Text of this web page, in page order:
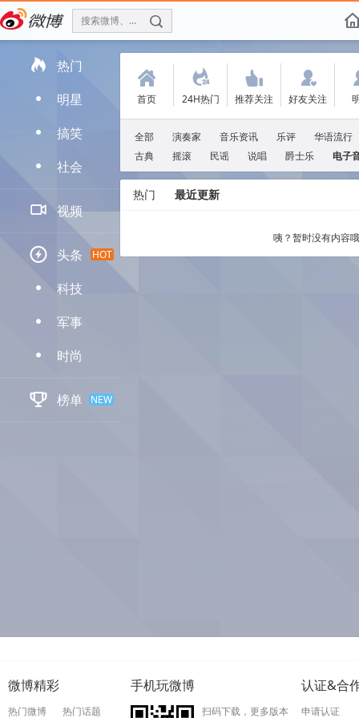
搜索微博、找人 f
 热门
D 明星
D 搞笑
D 社会
 视频
 头条 HOT
D 科技
D 军事
D 时尚
 榜单 NEW
(
首页
.
24H热门
'
推荐关注
:
好友关注
全部 演奏家 音乐资讯 乐评
华语流行
古典
摇滚 民谣 说唱 爵士乐 电子
热门 最近更新
咦？暂时没有内容
微博精彩
热门微博 热门话题
手机玩微博
扫码下载，更多版本
认证&合
申请认证